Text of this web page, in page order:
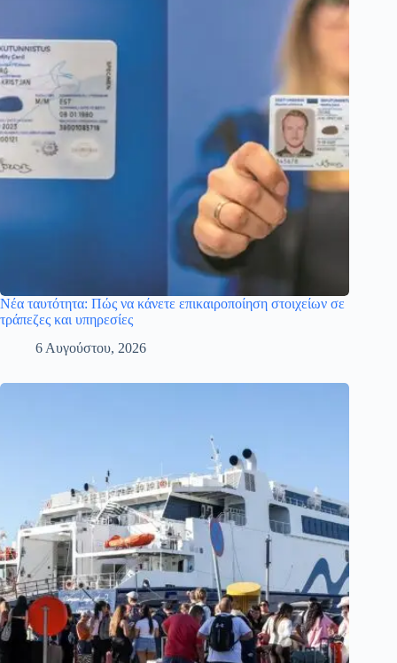
Νέα ταυτότητα: Πώς να κάνετε επικαιροποίηση στοιχείων σε
τράπεζες και υπηρεσίες
6 Αυγούστου, 2026